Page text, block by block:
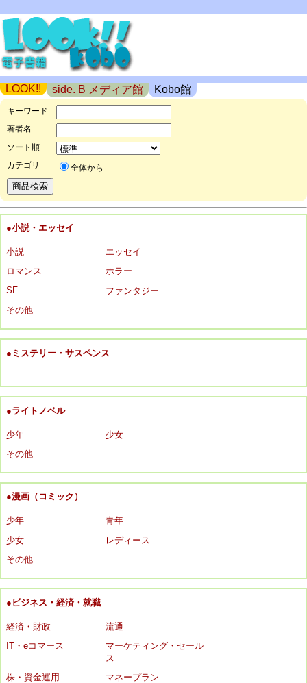
LOOK!! side. B メディア館 Kobo館
キーワード
著者名
ソート順
カテゴリ
全体から
●小説・エッセイ
小説
エッセイ
ロマンス
ホラー
SF
ファンタジー
その他
●ミステリー・サスペンス
●ライトノベル
少年
少女
その他
●漫画（コミック）
少年
青年
少女
レディース
その他
●ビジネス・経済・就職
経済・財政
流通
IT・eコマース
マーケティング・セール
ス
株・資金運用
マネープラン